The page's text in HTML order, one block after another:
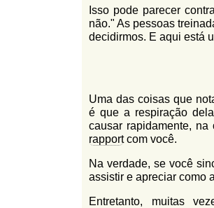
o
d
u
s
c
a
n
h
o
Isso pode parecer
não." As pessoas
decidirmos. E aqui está
Uma das coisas que
é que a respiração
causar rapidamente,
rapportcom você.
Na verdade, se você
assistir e apreciar como
Entretanto, muitas